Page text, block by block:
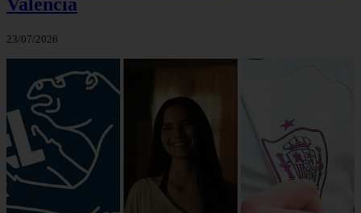
Valencia
23/07/2026